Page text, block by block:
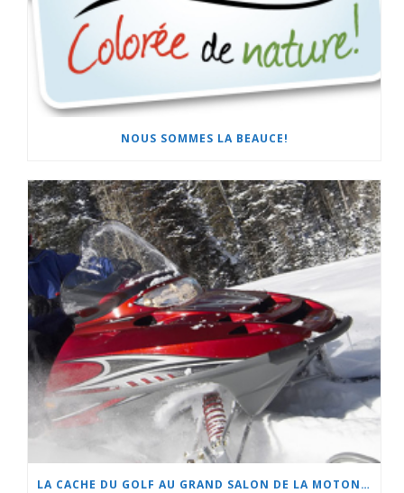
NOUS SOMMES LA BEAUCE!
LA CACHE DU GOLF AU GRAND SALON DE LA MOTONEIGE ET DU QUAD